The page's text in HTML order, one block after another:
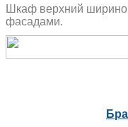
Шкаф верхний
фасадами.